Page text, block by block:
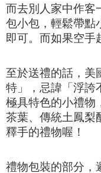
而去別人家中作客
包小包，輕鬆帶點
即可。而如果空手
至於送禮的話， 美
特」，忌諱「浮誇
極具特色的小禮物
茶葉、傳統土鳳梨
釋手的禮物喔！
禮物包裝的部分，